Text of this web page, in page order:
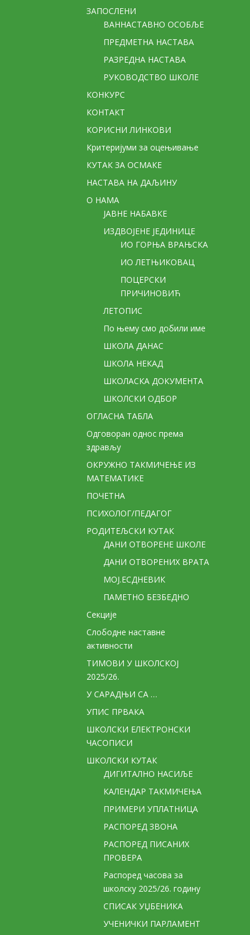
ЗАПОСЛЕНИ
ВАННАСТАВНО ОСОБЉЕ
ПРЕДМЕТНА НАСТАВА
РАЗРЕДНА НАСТАВА
РУКОВОДСТВО ШКОЛЕ
КОНКУРС
КОНТАКТ
КОРИСНИ ЛИНКОВИ
Критеријуми за оцењивање
КУТАК ЗА ОСМАКЕ
НАСТАВА НА ДАЉИНУ
О НАМА
ЈАВНЕ НАБАВКЕ
ИЗДВОЈЕНЕ ЈЕДИНИЦЕ
ИО ГОРЊА ВРАЊСКА
ИО ЛЕТЊИКОВАЦ
ПОЦЕРСКИ
ПРИЧИНОВИЋ
ЛЕТОПИС
По њему смо добили име
ШКОЛА ДАНАС
ШКОЛА НЕКАД
ШКОЛАСКА ДОКУМЕНТА
ШКОЛСКИ ОДБОР
ОГЛАСНА ТАБЛА
Одговоран однос према
здрављу
ОКРУЖНО ТАКМИЧЕЊЕ ИЗ
МАТЕМАТИКЕ
ПОЧЕТНА
ПСИХОЛОГ/ПЕДАГОГ
РОДИТЕЉСКИ КУТАК
ДАНИ ОТВОРЕНЕ ШКОЛЕ
ДАНИ ОТВОРЕНИХ ВРАТА
МОЈ.ЕСДНЕВИК
ПАМЕТНО БЕЗБЕДНО
Секције
Слободне наставне
активности
ТИМОВИ У ШКОЛСКОЈ
2025/26.
У САРАДЊИ СА …
УПИС ПРВАКА
ШКОЛСКИ ЕЛЕКТРОНСКИ
ЧАСОПИСИ
ШКОЛСКИ КУТАК
ДИГИТАЛНО НАСИЉЕ
КАЛЕНДАР ТАКМИЧЕЊА
ПРИМЕРИ УПЛАТНИЦА
РАСПОРЕД ЗВОНА
РАСПОРЕД ПИСАНИХ
ПРОВЕРА
Распоред часова за
школску 2025/26. годину
СПИСАК УЏБЕНИКА
УЧЕНИЧКИ ПАРЛАМЕНТ